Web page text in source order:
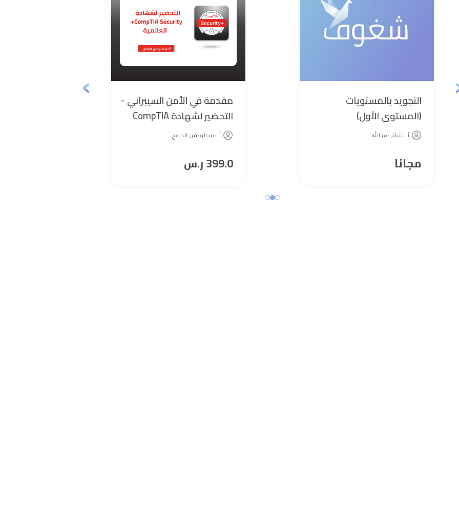
التجويد بالمستويات
(المستوى الأول)
أ. بشائر عبدالله
مجانا
مقدمة في الأمن السيبراني -
التحضير لشهادة CompTIA
Security+ العالمية
أ. عبدالرحمن الداعج
399.0ر.س